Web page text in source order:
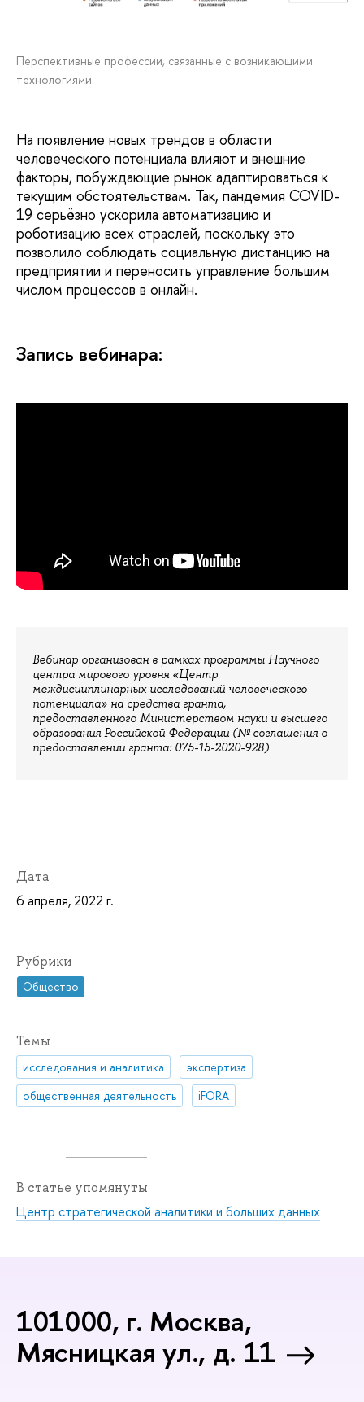
Перспективные профессии, связанные с возникающими
технологиями
На появление новых трендов в области
человеческого потенциала влияют и внешние
факторы, побуждающие рынок адаптироваться к
текущим обстоятельствам. Так, пандемия COVID-
19 серьёзно ускорила автоматизацию и
роботизацию всех отраслей, поскольку это
позволило соблюдать социальную дистанцию на
предприятии и переносить управление большим
числом процессов в онлайн.
Запись вебинара:
Вебинар организован в рамках программы Научного
центра мирового уровня «Центр
междисциплинарных исследований человеческого
потенциала» на средства гранта,
предоставленного Министерством науки и высшего
образования Российской Федерации (№ соглашения о
предоставлении гранта: 075-15-2020-928)
Дата
6 апреля, 2022 г.
Рубрики
Общество
Темы
исследования и аналитика
экспертиза
общественная деятельность
iFORA
В статье упомянуты
Центр стратегической аналитики и больших данных
101000, г. Москва,
Мясницкая ул., д. 11